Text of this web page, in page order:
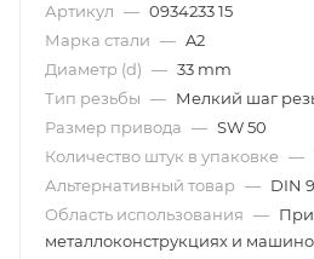
Артикул — 0934233 15
Марка стали — A2
Диаметр (d) — 33 mm
Тип резьбы — Мелкий шаг
Размер привода — SW 50
Количество штук в упаковке —
Альтернативный товар — DIN
Область использования —
металлоконструкциях и